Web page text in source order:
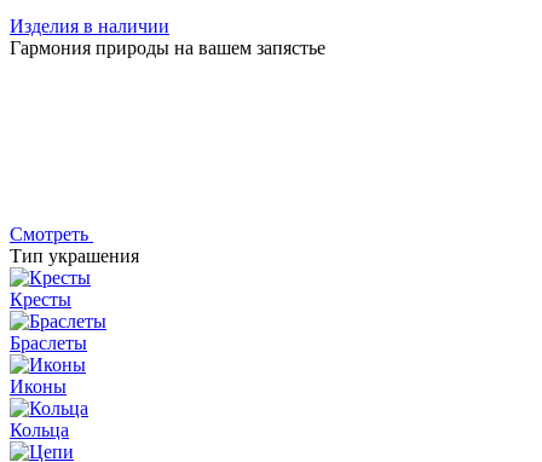
Изделия в наличии
Гармония природы на вашем запястье
Смотреть
Тип украшения
Кресты
Браслеты
Иконы
Кольца